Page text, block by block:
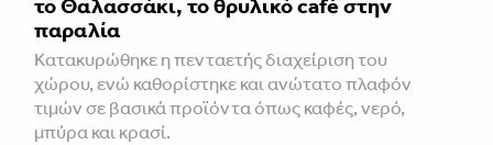
το Θαλασσάκι, το θρυλικό café στην
παραλία
Κατακυρώθηκε η πενταετής διαχείριση του
χώρου, ενώ καθορίστηκε και ανώτατο πλαφόν
τιμών σε βασικά προϊόντα όπως καφές, νερό,
μπύρα και κρασί.